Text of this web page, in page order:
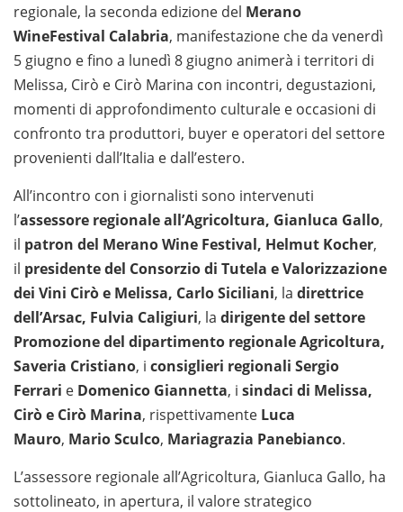
regionale, la seconda edizione del Merano
WineFestival Calabria, manifestazione che da venerdì
5 giugno e fino a lunedì 8 giugno animerà i territori di
Melissa, Cirò e Cirò Marina con incontri, degustazioni,
momenti di approfondimento culturale e occasioni di
confronto tra produttori, buyer e operatori del settore
provenienti dall’Italia e dall’estero.
All’incontro con i giornalisti sono intervenuti
l’assessore regionale all’Agricoltura, Gianluca Gallo,
il patron del Merano Wine Festival, Helmut Kocher,
il presidente del Consorzio di Tutela e Valorizzazione
dei Vini Cirò e Melissa, Carlo Siciliani, la direttrice
dell’Arsac, Fulvia Caligiuri, la dirigente del settore
Promozione del dipartimento regionale Agricoltura,
Saveria Cristiano, i consiglieri regionali Sergio
Ferrari e Domenico Giannetta, i sindaci di Melissa,
Cirò e Cirò Marina, rispettivamente Luca
Mauro, Mario Sculco, Mariagrazia Panebianco.
L’assessore regionale all’Agricoltura, Gianluca Gallo, ha
sottolineato, in apertura, il valore strategico